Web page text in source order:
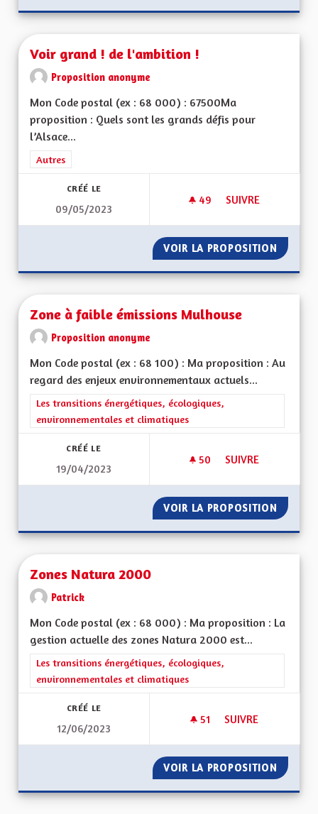
Voir grand ! de l'ambition !
Proposition anonyme
Mon Code postal (ex : 68 000) : 67500Ma
proposition : Quels sont les grands défis pour
l’Alsace...
Filtrer les résultats de la catégorie : Autres
Autres
CRÉÉ LE
09/05/2023
49 49 ABONNÉS
SUIVRE
VOIR LA PROPOSITION VOIR
Zone à faible émissions Mulhouse
Proposition anonyme
Mon Code postal (ex : 68 100) : Ma proposition : Au
regard des enjeux environnementaux actuels...
Filtrer les résultats de la catégorie : Les transitions
Les transitions énergétiques, écologiques,
environnementales et climatiques
CRÉÉ LE
19/04/2023
50 50 ABONNÉS
SUIVRE
VOIR LA PROPOSITION ZONE
Zones Natura 2000
Patrick
Mon Code postal (ex : 68 000) : Ma proposition : La
gestion actuelle des zones Natura 2000 est...
Filtrer les résultats de la catégorie : Les transitions
Les transitions énergétiques, écologiques,
environnementales et climatiques
CRÉÉ LE
12/06/2023
51 51 ABONNÉS
SUIVRE
VOIR LA PROPOSITION